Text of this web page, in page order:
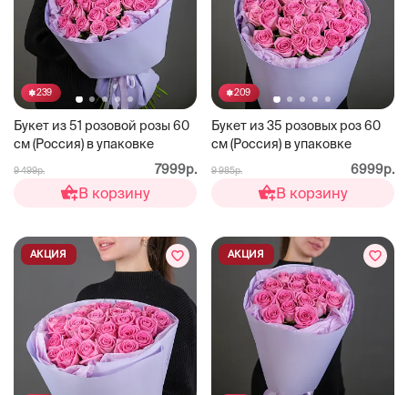
239
Букет из 51 розовой розы 60
см (Россия) в упаковке
9 499р. 7999р.
В корзину
209
Букет из 35 розовых роз 60
см (Россия) в упаковке
9 985р. 6999р.
В корзину
АКЦИЯ АКЦИЯ